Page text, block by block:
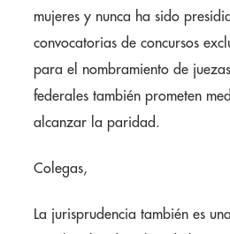
mujeres y nunca ha sido
convocatorias de concursos
para el nombramiento de
federales también prometen
alcanzar la paridad.
Colegas,
La jurisprudencia también es